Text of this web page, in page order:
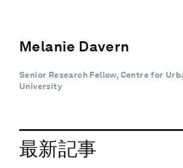
Melanie Davern
Senior Research Fellow, Centre for
University
最新記事